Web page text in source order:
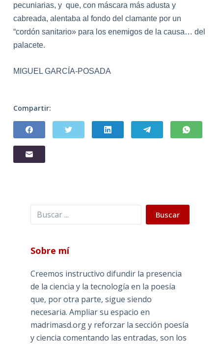
pecuniarias, y que, con máscara más adusta y
cabreada, alentaba al fondo del clamante por un
“cordón sanitario» para los enemigos de la causa… del
pa lacete.
MIGUEL GARCÍA-POSADA
Compartir:
Buscar Buscar
Sobre mí
Creemos instructivo difundir la presencia
de la ciencia y la tecnología en la poesía
que, por otra parte, sigue siendo
necesaria. Ampliar su espacio en
madrimasd.org y reforzar la sección poesía
y ciencia comentando las entradas, son los